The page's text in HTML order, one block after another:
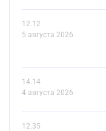
12.12
5 августа 2026
14.14
4 августа 2026
12.35